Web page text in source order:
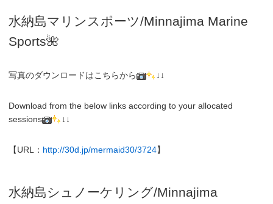
水納島マリンスポーツ/Minnajima Marine
Sports🌺
写真のダウンロードはこちらから ↓↓
Download from the below links according to your allocated
sessions
↓↓
【URL： http://30d.jp/mermaid30/3724】
水納島シュノーケリング/Minnajima